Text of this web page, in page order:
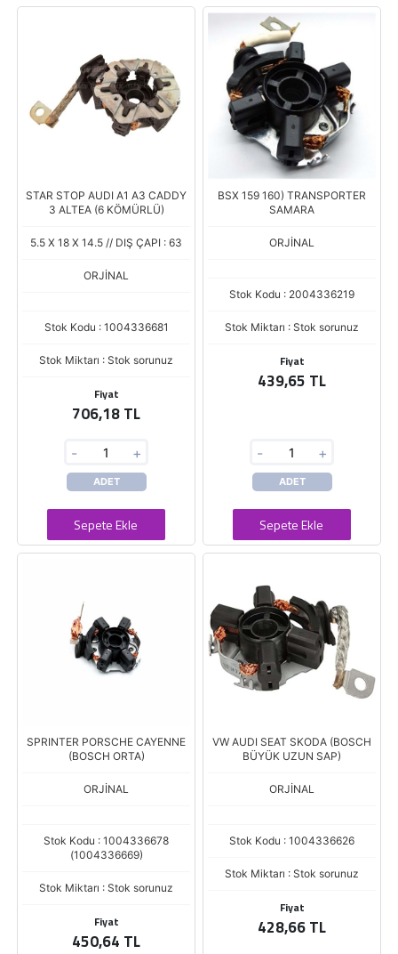
STAR STOP AUDI A1 A3 CADDY
3 ALTEA (6 KÖMÜRLÜ)
5.5 X 18 X 14.5 // DIŞ ÇAPI : 63
ORJİNAL
Stok Kodu : 1004336681
Stok Miktarı : Stok sorunuz
Fiyat
706,18 TL
- +
ADET
Sepete Ekle
BSX 159 160) TRANSPORTER
SAMARA
ORJİNAL
Stok Kodu : 2004336219
Stok Miktarı : Stok sorunuz
Fiyat
439,65 TL
- +
ADET
Sepete Ekle
SPRINTER PORSCHE CAYENNE
(BOSCH ORTA)
ORJİNAL
Stok Kodu : 1004336678
(1004336669)
Stok Miktarı : Stok sorunuz
Fiyat
450,64 TL
VW AUDI SEAT SKODA (BOSCH
BÜYÜK UZUN SAP)
ORJİNAL
Stok Kodu : 1004336626
Stok Miktarı : Stok sorunuz
Fiyat
428,66 TL